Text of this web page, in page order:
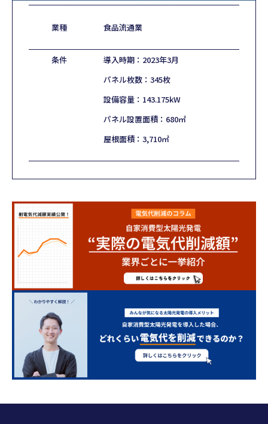
業種 食品流通業
条件
導入時期：2023年3月
パネル枚数：345枚
設備容量：143.175kW
パネル設置面積：680㎡
屋根面積：3,710㎡